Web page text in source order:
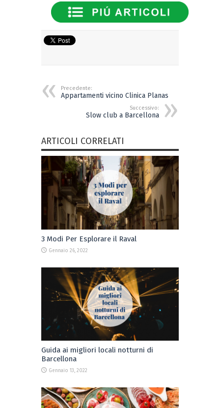
Precedente:
Appartamenti vicino Clinica Planas
Successivo:
Slow club a Barcellona
ARTICOLI CORRELATI
3 Modi Per Esplorare il Raval
Gennaio 26, 2022
Guida ai migliori locali notturni di
Barcellona
Gennaio 13, 2022